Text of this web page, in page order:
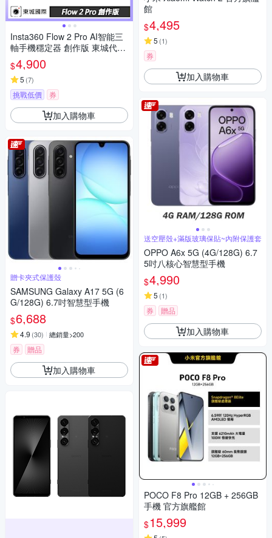
Insta360 Flow 2 Pro AI智能三
軸手機穩定器 創作版 東城代理
公司貨
$4,900
5 (7)
挑戰低價 券
加入購物車
贈卡夾式保護殼
SAMSUNG Galaxy A17 5G (6
G/128G) 6.7吋智慧型手機
$6,688
4.9 (30) 總銷量>200
券 贈品
加入購物車
館
$4,495
5 (1)
券
加入購物車
送空壓殼+滿版玻璃保貼~內附保護套
OPPO A6x 5G (4G/128G) 6.7
5吋八核心智慧型手機
$4,990
5 (1)
券 贈品
加入購物車
POCO F8 Pro 12GB + 256GB
手機 官方旗艦館
$15,999